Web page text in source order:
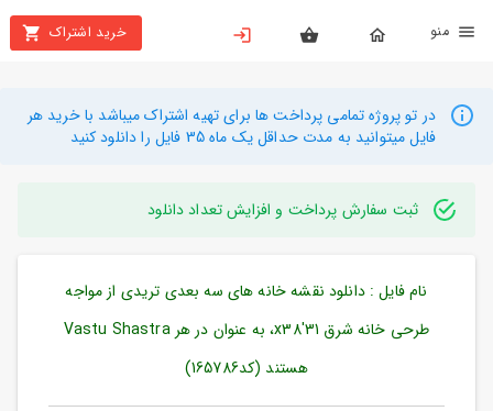
خرید اشتراک
بستن
محصولات
تهیه
راهنما
دانلود
خرید
در تو پروژه تمامی پرداخت ها برای تهیه اشتراک میباشد با خرید هر
فایل میتوانید به مدت حداقل یک ماه 35 فایل را دانلود کنید
ثبت سفارش پرداخت و افزایش تعداد دانلود
نام فایل : دانلود نقشه خانه های سه بعدی تریدی از مواجه
طرحی خانه شرق 31'x38، به عنوان در هر Vastu Shastra
هستند (کد165786)